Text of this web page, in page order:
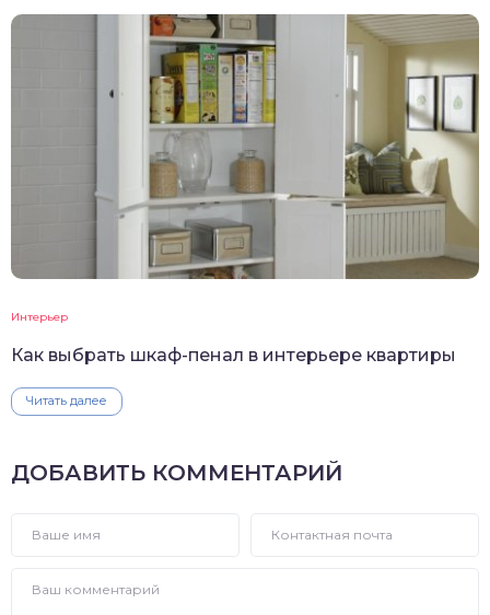
Интерьер
Как выбрать шкаф-пенал в интерьере квартиры
Читать далее
ДОБАВИТЬ КОММЕНТАРИЙ